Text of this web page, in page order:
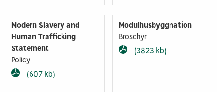
Modern Slavery and
Human Trafficking
Statement
Policy
(607 kb)
Modulhusbyggnation
Broschyr
(3823 kb)